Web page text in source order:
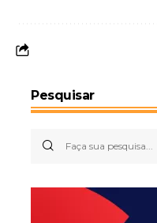
Pesquisar